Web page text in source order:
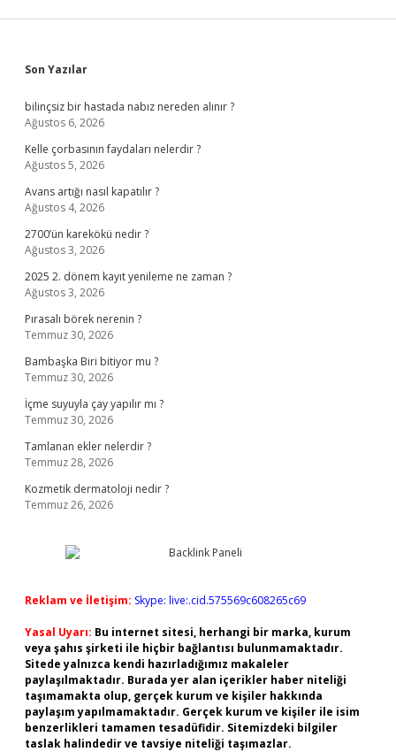
Sidebar
Son Yazılar
bilinçsiz bir hastada nabız nereden alınır ?
Ağustos 6, 2026
Kelle çorbasının faydaları nelerdir ?
Ağustos 5, 2026
Avans artığı nasıl kapatılır ?
Ağustos 4, 2026
2700’ün karekökü nedir ?
Ağustos 3, 2026
2025 2. dönem kayıt yenileme ne zaman ?
Ağustos 3, 2026
Pırasalı börek nerenin ?
Temmuz 30, 2026
Bambaşka Biri bitiyor mu ?
Temmuz 30, 2026
İçme suyuyla çay yapılır mı ?
Temmuz 30, 2026
Tamlanan ekler nelerdir ?
Temmuz 28, 2026
Kozmetik dermatoloji nedir ?
Temmuz 26, 2026
Reklam ve İletişim: Skype: live:.cid.575569c608265c69
Yasal Uyarı: Bu internet sitesi, herhangi bir marka, kurum
veya şahıs şirketi ile hiçbir bağlantısı bulunmamaktadır.
Sitede yalnızca kendi hazırladığımız makaleler
paylaşılmaktadır. Burada yer alan içerikler haber niteliği
taşımamakta olup, gerçek kurum ve kişiler hakkında
paylaşım yapılmamaktadır. Gerçek kurum ve kişiler ile isim
benzerlikleri tamamen tesadüfidir. Sitemizdeki bilgiler
taslak halindedir ve tavsiye niteliği taşımazlar.